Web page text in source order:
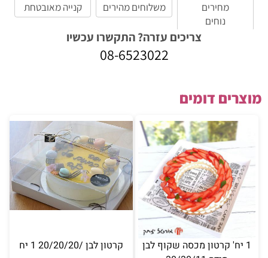
מחירים
נוחים
משלוחים מהירים קנייה מאובטחת
צריכים עזרה? התקשרו עכשיו
08-6523022
מוצרים דומים
1 יח' קרטון מכסה שקוף לבן
קרטון לבן /20/20/20 1 יח